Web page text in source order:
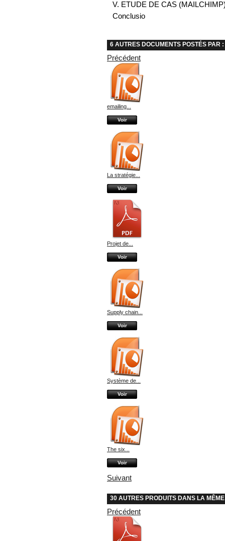
V. ETUDE DE CAS
Conclusio
6 AUTRES DOCUMENTS POSTÉS PAR
Précédent
emailing...
Voir
La stratégie...
Voir
Projet de...
Voir
Supply chain...
Voir
Système de...
Voir
The six...
Voir
Suivant
30 AUTRES PRODUITS DANS LA
Précédent